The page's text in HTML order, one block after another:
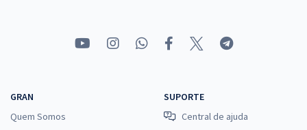
GRAN
Quem Somos
SUPORTE
Central de ajuda